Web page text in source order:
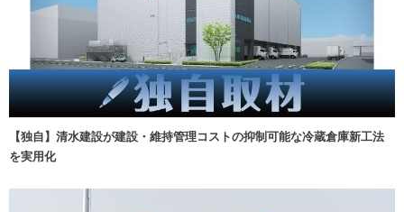
【独自】清水建設が建設・維持管理コストの抑制可能な冷蔵倉庫新工法
を実用化